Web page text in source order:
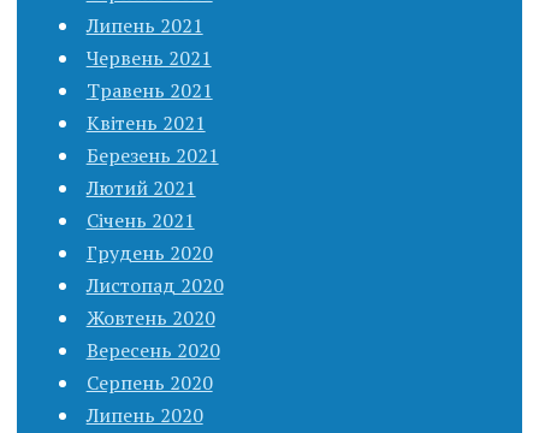
Липень 2021
Червень 2021
Травень 2021
Квітень 2021
Березень 2021
Лютий 2021
Січень 2021
Грудень 2020
Листопад 2020
Жовтень 2020
Вересень 2020
Серпень 2020
Липень 2020